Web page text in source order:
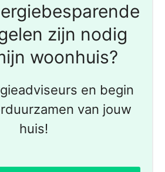
zijn nodig
woonhuis?
en begin
van jouw
huis!